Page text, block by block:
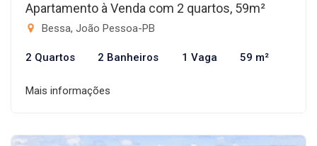
Apartamento à Venda com 2 quartos, 59m²
Bessa, João Pessoa-PB
2 Quartos 2 Banheiros 1 Vaga 59 m²
Mais informações